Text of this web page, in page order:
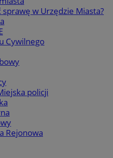
sprawę w Urzędzie Miasta?
Cywilnego
policji
Rejonowa